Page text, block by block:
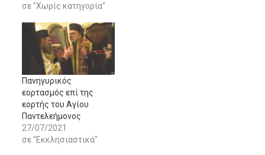
σε "Χωρίς κατηγορία"
Πανηγυρικός
εορτασμός επί της
εορτής του Αγίου
Παντελεήμονος
27/07/2021
σε "Εκκλησιαστικά"